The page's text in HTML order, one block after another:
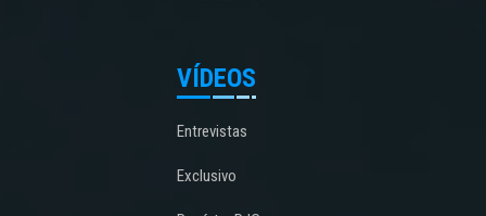
VÍDEOS
Entrevistas
Exclusivo